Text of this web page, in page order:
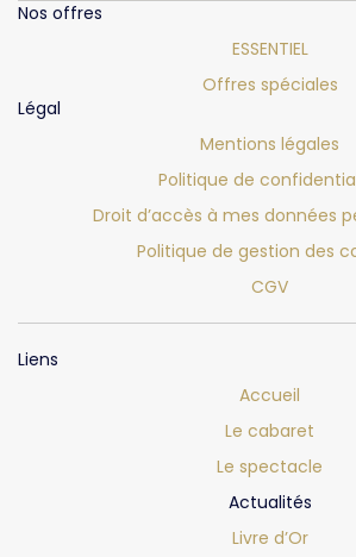
Nos offres
ESSENTIEL
Offres spéciales
Légal
Mentions légales
Politique de
Droit d’accès à mes données
Politique de gestion des
CGV
Liens
Accueil
Le cabaret
Le spectacle
Actualités
Livre d’Or